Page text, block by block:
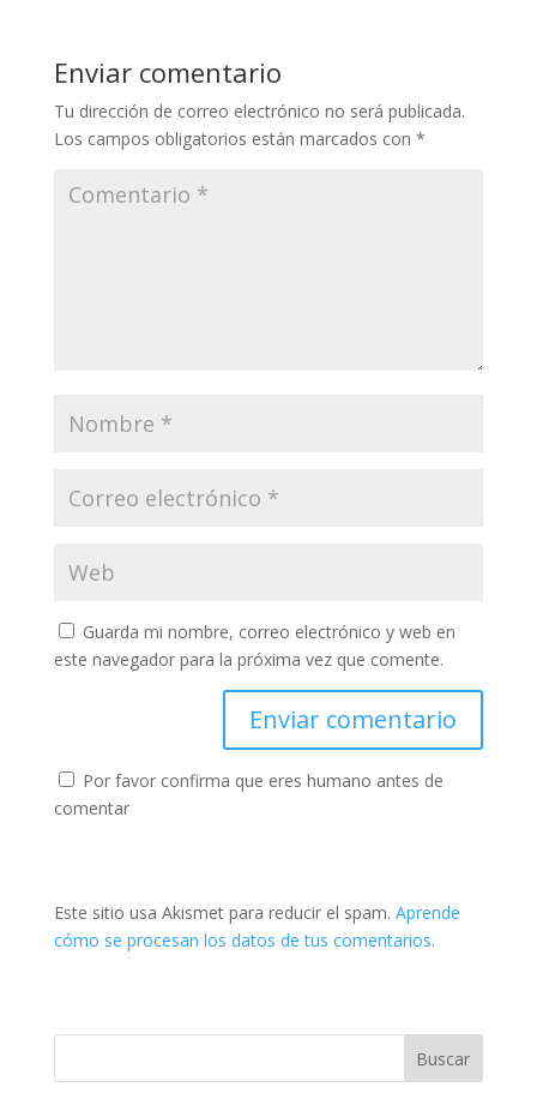
Enviar comentario
Tu dirección de correo electrónico no será publicada.
Los campos obligatorios están marcados con *
Guarda mi nombre, correo electrónico y web en
este navegador para la próxima vez que comente.
Por favor confirma que eres humano antes de
comentar
Este sitio usa Akismet para reducir el spam. Aprende
cómo se procesan los datos de tus comentarios.